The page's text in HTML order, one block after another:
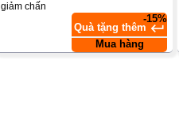
giảm chấn
-15%
Quà tặng thêm keyboard_return
Mua hàng